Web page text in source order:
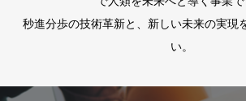
秒進分歩の技術革新と、新しい未来の実現
い。